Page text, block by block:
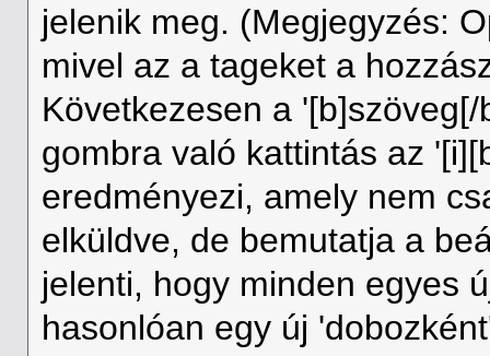
jelenik meg. (Megjegyzés:
mivel az a tageket a
Következesen a
gombra való kattintás az
eredményezi, amely nem
elküldve, de bemutatja a
jelenti, hogy minden egyes
hasonlóan egy új